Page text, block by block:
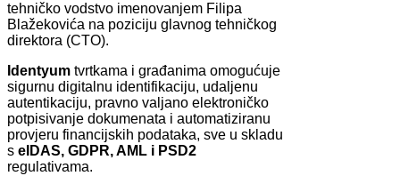
tehničko vodstvo imenovanjem Filipa
Blažekovića na poziciju glavnog tehničkog
direktora (CTO).
Identyum tvrtkama i građanima omogućuje
sigurnu digitalnu identifikaciju, udaljenu
autentikaciju, pravno valjano elektroničko
potpisivanje dokumenata i automatiziranu
provjeru financijskih podataka, sve u skladu
s eIDAS, GDPR, AML i PSD2
regulativama.